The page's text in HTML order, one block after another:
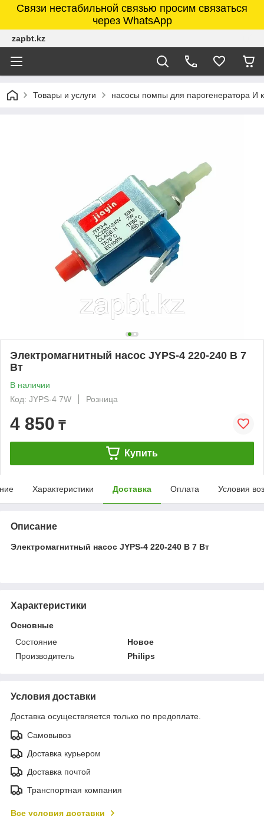
Связи нестабильной связью просим связаться
через WhatsApp
zapbt.kz
Товары и услуги насосы помпы для парогенератора И
Электромагнитный насос JYPS-4 220-240 В 7
Вт
В наличии
Код: JYPS-4 7W
Розница
4 850 ₸
Купить
Характеристики Доставка Оплата Условия
Описание
Электромагнитный насос JYPS-4 220-240 В 7 Вт
Характеристики
Основные
Состояние
Новое
Производитель
Philips
Условия доставки
Доставка осуществляется только по предоплате.
Самовывоз
Доставка курьером
Доставка почтой
Транспортная компания
Все условия доставки